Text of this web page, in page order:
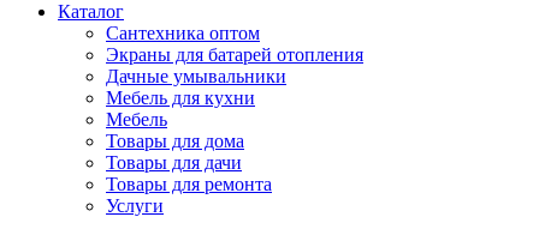
Каталог
Сантехника оптом
Экраны для батарей отопления
Дачные умывальники
Мебель для кухни
Мебель
Товары для дома
Товары для дачи
Товары для ремонта
Услуги